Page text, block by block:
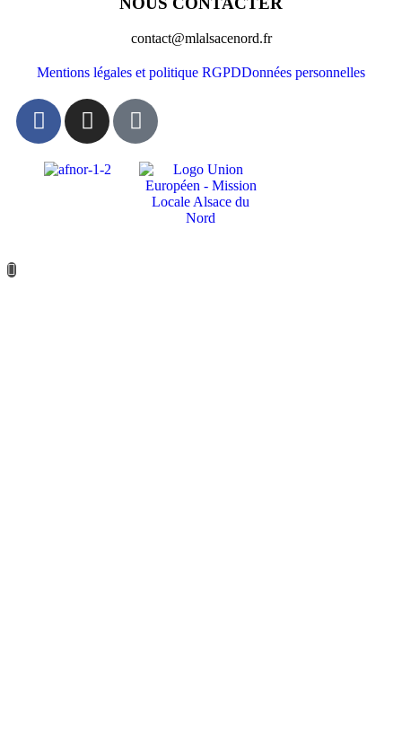
contact@mlalsacenord.fr
Mentions légales et politique RGPDDonnées personnelles